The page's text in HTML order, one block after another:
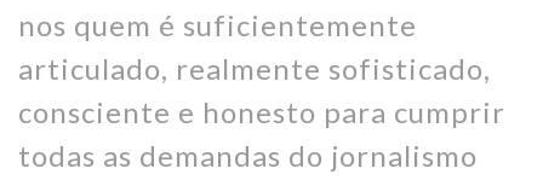
nos quem é suficientemente
articulado, realmente sofisticado,
consciente e honesto para cumprir
todas as demandas do jornalismo